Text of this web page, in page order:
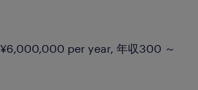
per year, 年収300 ～